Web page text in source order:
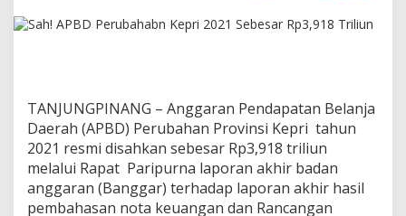
P
a
h
a
b
n
K
e
TANJUNGPINANG – Anggaran Pendapatan Belanja
Daerah (APBD) Perubahan Provinsi Kepri tahun
2021 resmi disahkan sebesar Rp3,918 triliun
melalui Rapat Paripurna laporan akhir badan
anggaran (Banggar) terhadap laporan akhir hasil
pembahasan nota keuangan dan Rancangan